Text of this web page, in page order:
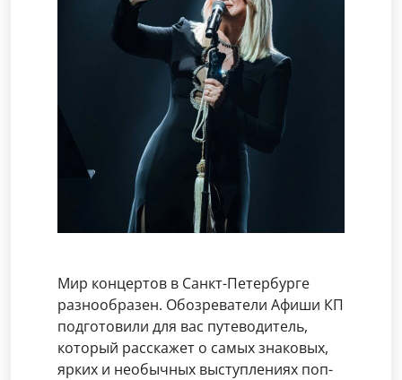
Мир концертов в Санкт-Петербурге
разнообразен. Обозреватели Афиши КП
подготовили для вас путеводитель,
который расскажет о самых знаковых,
ярких и необычных выступлениях поп-